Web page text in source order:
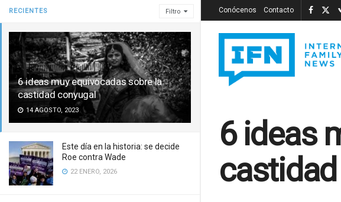
RECIENTES Filtro
6 ideas muy equivocadas sobre la
castidad conyugal
14 AGOSTO, 2023
Este día en la historia: se decide
Roe contra Wade
22 ENERO, 2026
Conócenos Contacto
6 ideas